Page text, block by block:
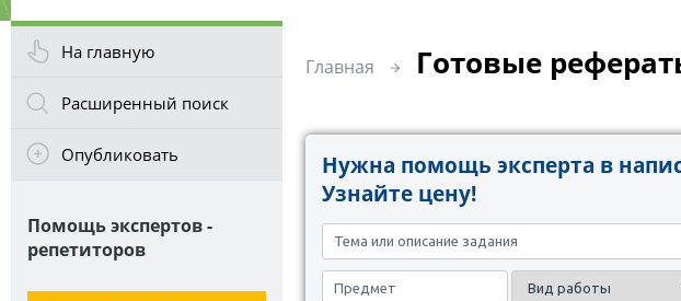
На главную
Расширенный поиск
Опубликовать
Помощь экспертов -
репетиторов
Главная Готовые
Нужна помощь эксперта в
Узнайте цену!